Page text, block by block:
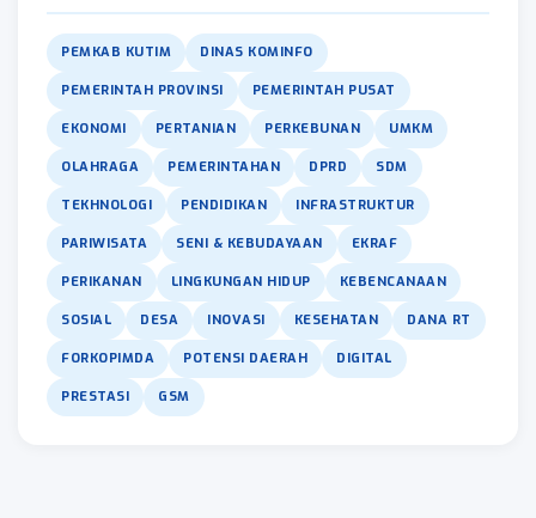
PEMKAB KUTIM DINAS KOMINFO
PEMERINTAH PROVINSI PEMERINTAH PUSAT
EKONOMI PERTANIAN PERKEBUNAN UMKM
OLAHRAGA PEMERINTAHAN DPRD SDM
TEKHNOLOGI PENDIDIKAN INFRASTRUKTUR
PARIWISATA SENI & KEBUDAYAAN EKRAF
PERIKANAN LINGKUNGAN HIDUP KEBENCANAAN
SOSIAL DESA INOVASI KESEHATAN DANA RT
FORKOPIMDA POTENSI DAERAH DIGITAL
PRESTASI GSM